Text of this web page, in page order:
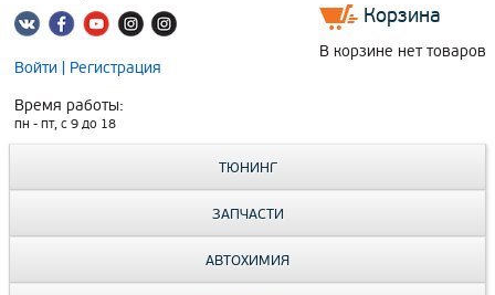
Войти | Регистрация
Время работы:
пн - пт, c 9 до 18
Корзина
В корзине нет товаров
ТЮНИНГ
ЗАПЧАСТИ
АВТОХИМИЯ